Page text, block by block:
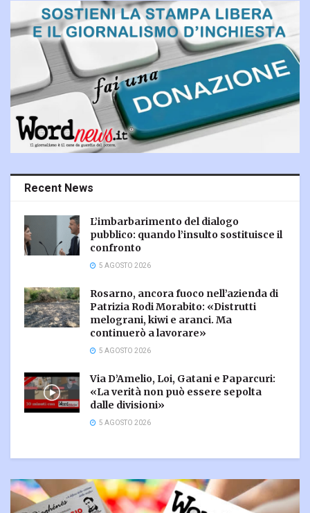
Recent News
L’imbarbarimento del dialogo
pubblico: quando l’insulto sostituisce il
confronto
5 AGOSTO 2026
Rosarno, ancora fuoco nell’azienda di
Patrizia Rodi Morabito: «Distrutti
melograni, kiwi e aranci. Ma
continuerò a lavorare»
5 AGOSTO 2026
Via D’Amelio, Loi, Gatani e Paparcuri:
«La verità non può essere sepolta
dalle divisioni»
5 AGOSTO 2026